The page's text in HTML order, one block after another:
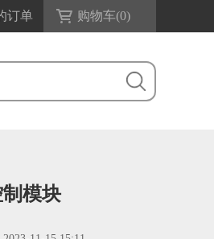
订单 购物车(0)
模块